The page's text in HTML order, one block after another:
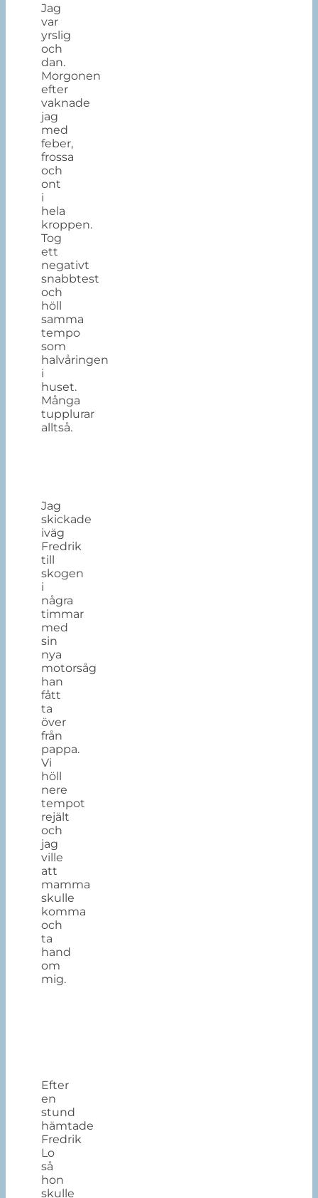
Jag
var
yrslig
och
dan.
Morgonen
efter
vaknade
jag
med
feber,
frossa
och
ont
i
hela
kroppen.
Tog
ett
negativt
snabbtest
och
höll
samma
tempo
som
halvåringen
i
huset.
Många
tupplurar
alltså.
Jag
skickade
iväg
Fredrik
till
skogen
i
några
timmar
med
sin
nya
motorsåg
han
fått
ta
över
från
pappa.
Vi
höll
nere
tempot
rejält
och
jag
ville
att
mamma
skulle
komma
och
ta
hand
om
mig.
Efter
en
stund
hämtade
Fredrik
Lo
så
hon
skulle